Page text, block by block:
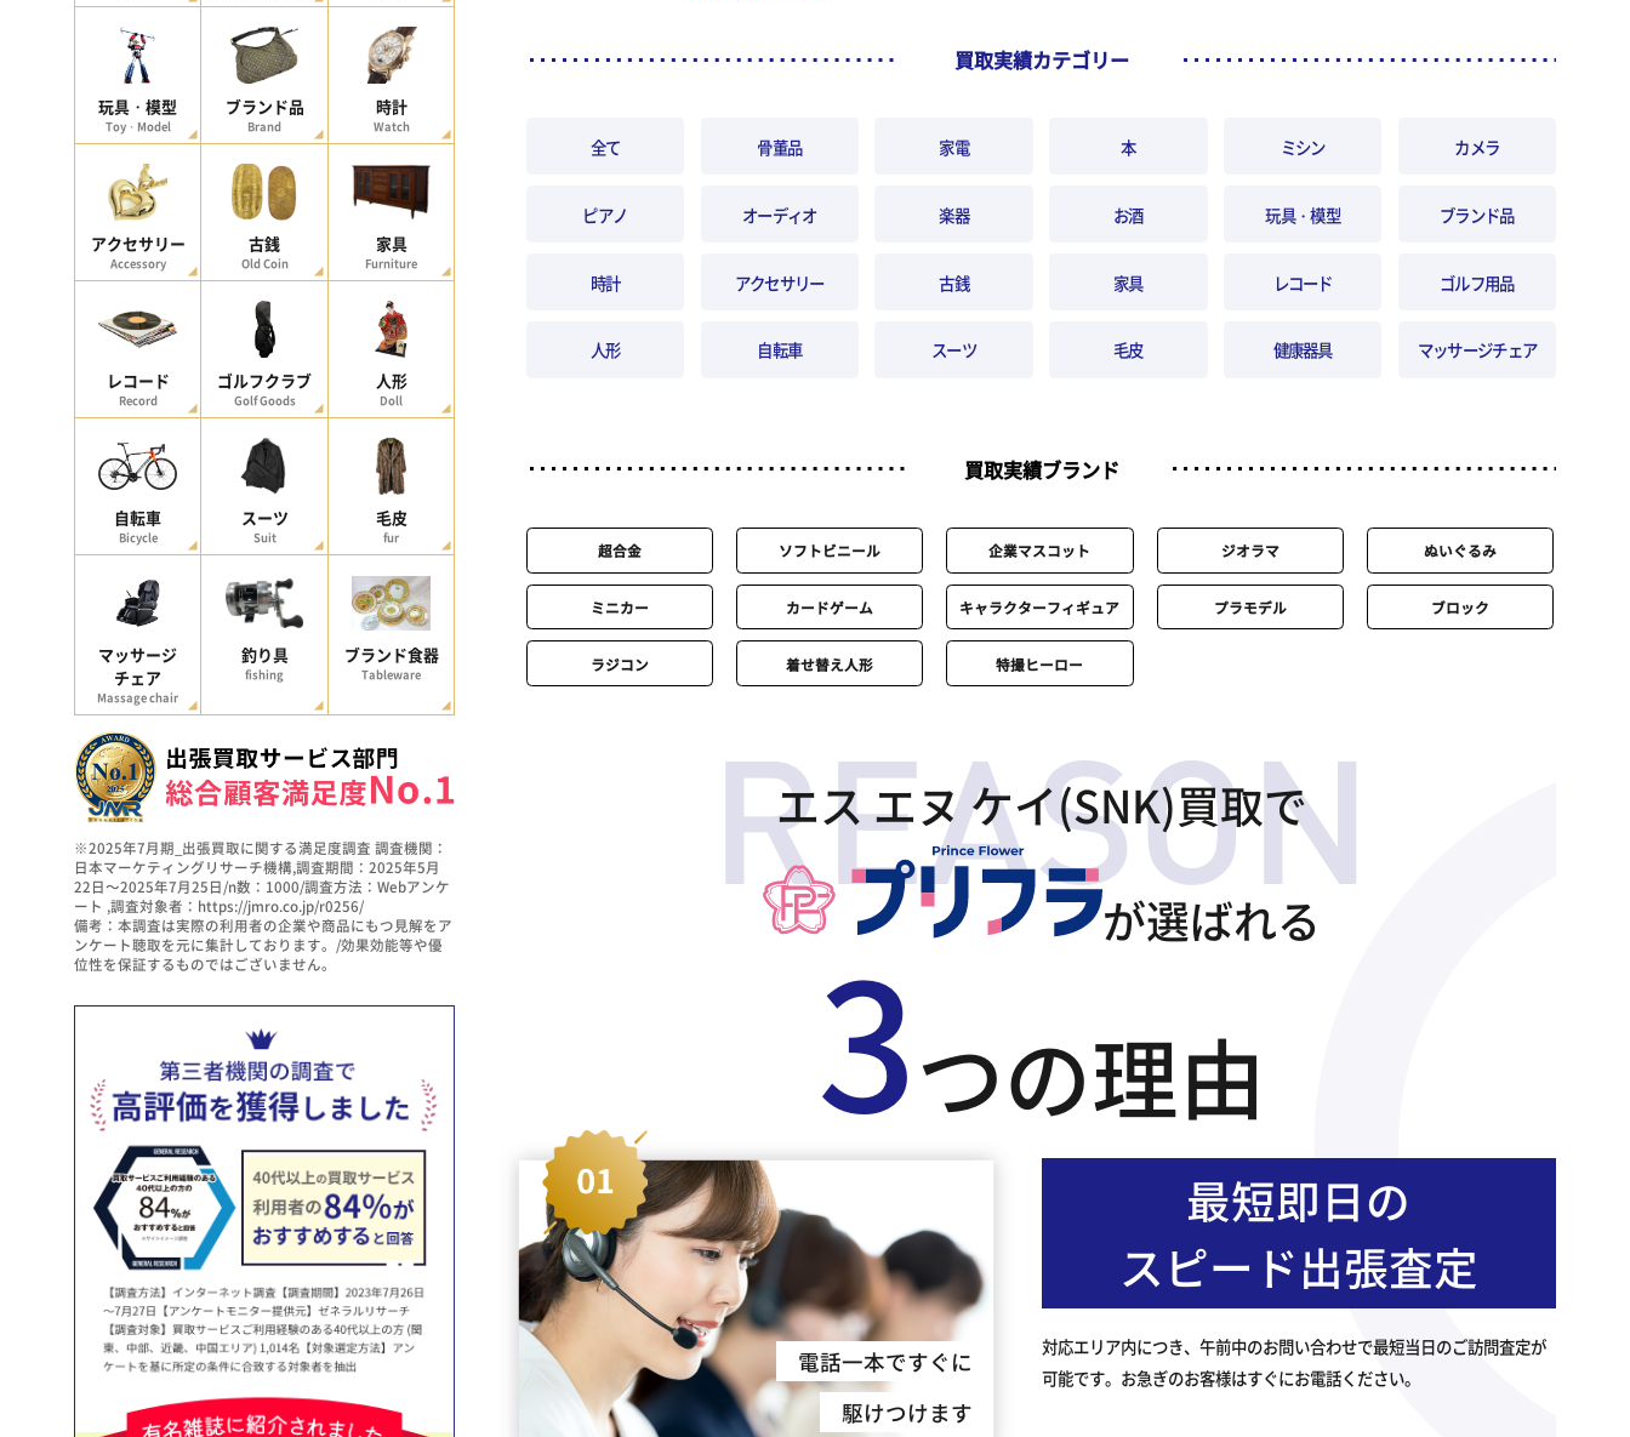
玩具・模型
Toy・Model
ブランド品
Brand
時計
Watch
アクセサリー
Accessory
古銭
Old Coin
家具
Furniture
レコード
Record
ゴルフクラブ
Golf Goods
人形
Doll
自転車
Bicycle
スーツ
Suit
毛皮
fur
マッサージ
チェア
Massage chair
釣り具
fishing
ブランド食器
Tableware
※2025年7月期_出張買取に関する満足度調査 調査機関：
日本マーケティングリサーチ機構,調査期間：2025年5月
22日～2025年7月25日/n数：1000/調査方法：Webアンケ
ート ,調査対象者：https://jmro.co.jp/r0256/
備考：本調査は実際の利用者の企業や商品にもつ見解をア
ンケート聴取を元に集計しております。/効果効能等や優
位性を保証するものではございません。
買取実績カテゴリー
全て 骨董品 家電 本 ミシン カメラ
ピアノ オーディオ 楽器 お酒 玩具・模型 ブランド品
時計 アクセサリー 古銭 家具 レコード ゴルフ用品
人形 自転車 スーツ 毛皮 健康器具 マッサージチェア
買取実績ブランド
超合金 ソフトビニール 企業マスコット ジオラマ ぬいぐるみ
ミニカー カードゲーム キャラクターフィギュア プラモデル ブロック
ラジコン 着せ替え人形 特撮ヒーロー
エス エヌ ケイ(SNK)買取で
が選ばれる
3つの理由
電話一本ですぐに
駆けつけます
最短即日の
スピード出張査定
対応エリア内につき、午前中のお問い合わせで最短当日のご訪問査定が
可能です。お急ぎのお客様はすぐにお電話ください。